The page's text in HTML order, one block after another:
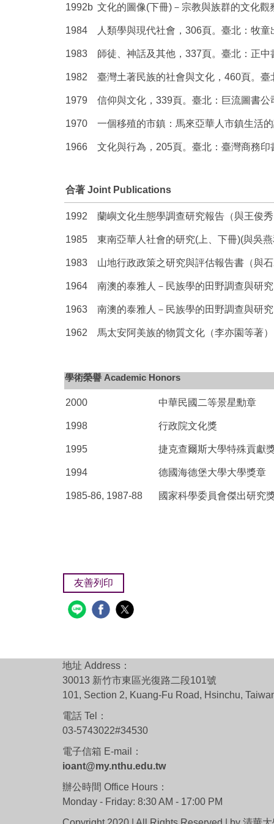
1992b 文化的圖像(下冊)－宗教與族群的文化
1984 人類學與現代社會，306頁。臺北：牧
1983 師徒、神話及其他，337頁。臺北：正中
1982 臺灣土著民族的社會與文化，460頁。臺
1979 信仰與文化，339頁。臺北：巨流圖書公
1970 一個移殖的市鎮：馬來亞華人市鎮生活
1966 文化與行為，205頁。臺北：臺灣商務印
合著 Joint Publications
1992 蘭嶼文化生態學調查研究報告（與王俊
1985 東南亞華人社會的研究(上、下冊)(與吳
1983 山地行政政策之研究與評估報告書（與
1964 南澳的泰雅人－民族學的田野調查與研
1963 南澳的泰雅人－民族學的田野調查與研
1962 馬太安阿美族的物質文化（李亦園等著
學術榮譽 Academic Honors
2000 中華民國二等景星勳章
1998 行政院文化獎
1995 捷克查爾斯大學特殊貢獻
1994 德國海德堡大學大學獎章
1985-86, 1987-88 國家科學委員會傑出研究
友善列印
地址 Address：
30013 新竹市東區光復路二段101號
101, Section 2, Kuang-Fu Road, Hsinchu,
電話 Tel：
03-5743022#34530
電子信箱 E-mail：
ioant@my.nthu.edu.tw
辦公時間 Office Hours：
Monday - Friday: 8:30 AM - 17:00 PM